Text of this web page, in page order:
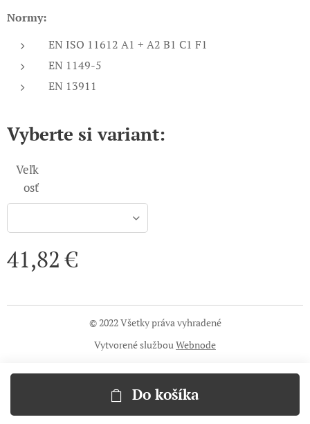
Normy:
EN ISO 11612 A1 + A2 B1 C1 F1
EN 1149-5
EN 13911
Vyberte si variant:
Veľk
osť
41,82€
Do košíka
© 2022 Všetky práva vyhradené
Vytvorené službouWebnode